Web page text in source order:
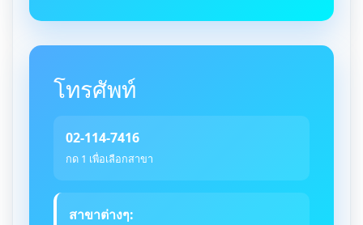
โทรศัพท์
02-114-7416
กด 1 เพื่อเลือกสาขา
สาขาต่างๆ: